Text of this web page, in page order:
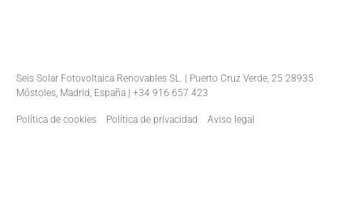
Seis Solar Fotovoltaica Renovables SL. | Puerto Cruz Verde, 25 28935
Móstoles, Madrid, España | +34 916 657 423
Política de cookies Política de privacidad Aviso legal